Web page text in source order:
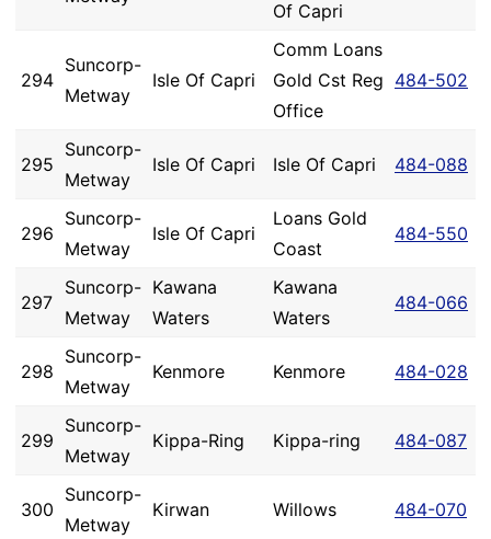
Of Capri
294
Suncorp-
Metway
Isle Of Capri
Comm Loans
Gold Cst Reg
Office
484-502
295
Suncorp-
Metway
Isle Of Capri Isle Of Capri 484-088
296
Suncorp-
Metway
Isle Of Capri
Loans Gold
Coast
484-550
297
Suncorp-
Metway
Kawana
Waters
Kawana
Waters
484-066
298
Suncorp-
Metway
Kenmore Kenmore 484-028
299
Suncorp-
Metway
Kippa-Ring Kippa-ring 484-087
300
Suncorp-
Metway
Kirwan Willows 484-070